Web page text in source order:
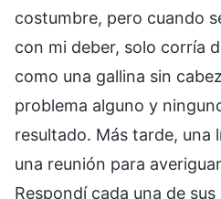
costumbre, pero cuando
con mi deber, solo corría
como una gallina sin
problema alguno y
resultado. Más tarde, una
una reunión para
Respondí cada una de